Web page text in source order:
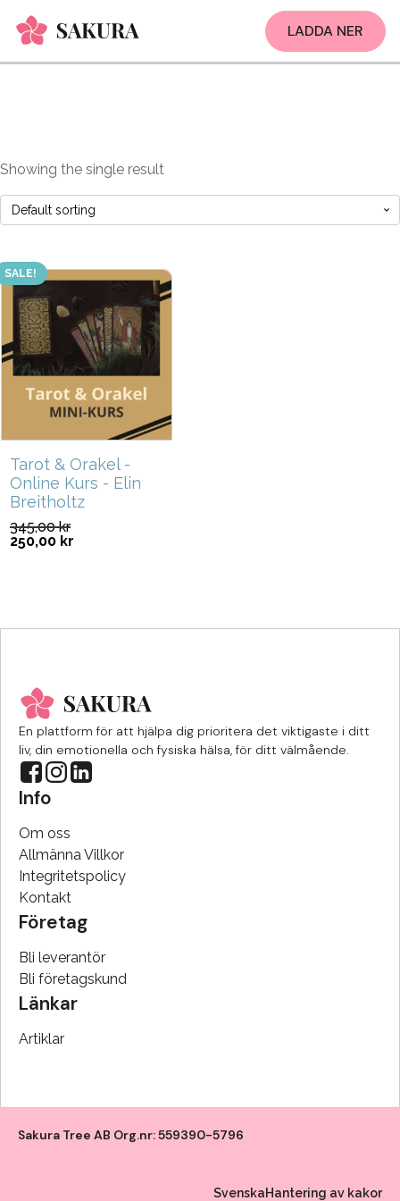
LADDA NER
Showing the single result
SALE!
Tarot & Orakel -
Online Kurs - Elin
Breitholtz
345,00kr
250,00 kr
En plattform för att hjälpa dig prioritera det viktigaste i ditt
liv, din emotionella och fysiska hälsa, för ditt välmående.
Info
Om oss
Allmänna Villkor
Integritetspolicy
Kontakt
Företag
Bli leverantör
Bli företagskund
Länkar
Artiklar
Sakura Tree AB Org.nr: 559390-5796
SvenskaHantering av kakor